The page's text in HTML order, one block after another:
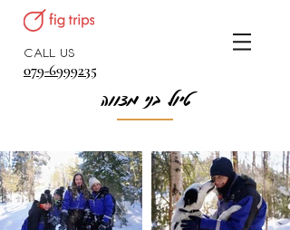
CALL US
079-6999235
טיול בני מצווה